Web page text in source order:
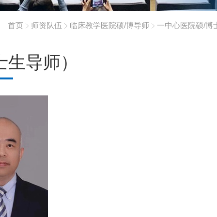
首页 师资队伍 临床教学医院硕/博导师 一中心医院硕/博
导师）